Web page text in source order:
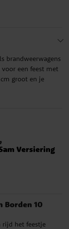
brandweerwagens
een feest met
groot en je
Versiering
Borden 10
rijd het feestje